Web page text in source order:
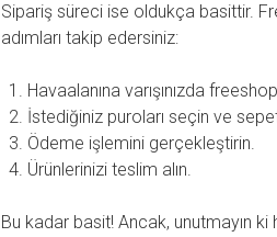
Sipariş süreci ise oldukça basittir.
adımları takip edersiniz:
Havaalanına varışınızda
İstediğiniz puroları seçin ve
Ödeme işlemini gerçekleştirin.
Ürünlerinizi teslim alın.
Bu kadar basit! Ancak, unutmayın ki